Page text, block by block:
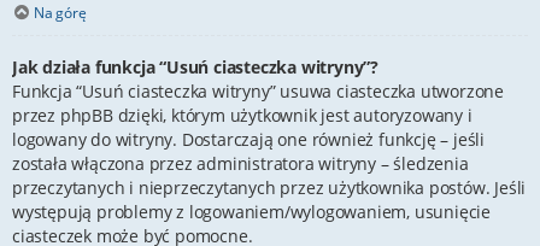
Na górę
Jak działa funkcja “Usuń ciasteczka witryny”?
Funkcja “Usuń ciasteczka witryny” usuwa ciasteczka utworzone
przez phpBB dzięki, którym użytkownik jest autoryzowany i
logowany do witryny. Dostarczają one również funkcję – jeśli
została włączona przez administratora witryny – śledzenia
przeczytanych i nieprzeczytanych przez użytkownika postów. Jeśli
występują problemy z logowaniem/wylogowaniem, usunięcie
ciasteczek może być pomocne.